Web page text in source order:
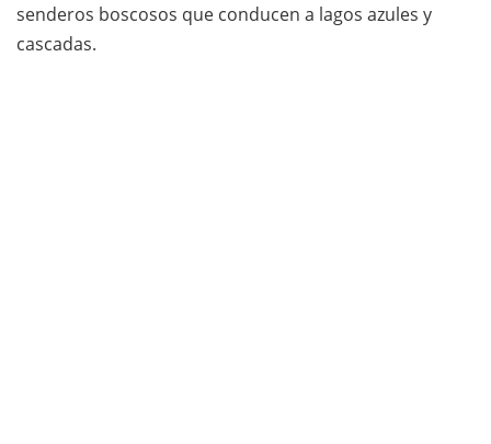
senderos boscosos que conducen a lagos azules y
cascadas.